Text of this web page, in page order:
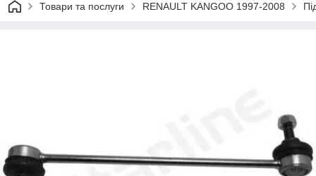
Товари та послуги RENAULT KANGOO 1997-2008